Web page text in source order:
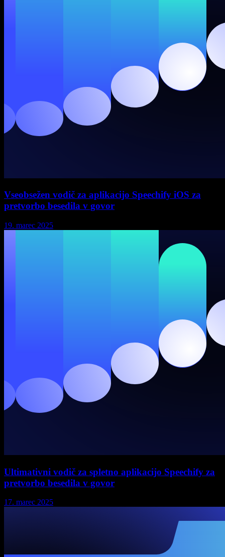
Vseobsežen vodič za aplikacijo Speechify iOS za
pretvorbo besedila v govor
19. marec 2025
Ultimativni vodič za spletno aplikacijo Speechify za
pretvorbo besedila v govor
17. marec 2025